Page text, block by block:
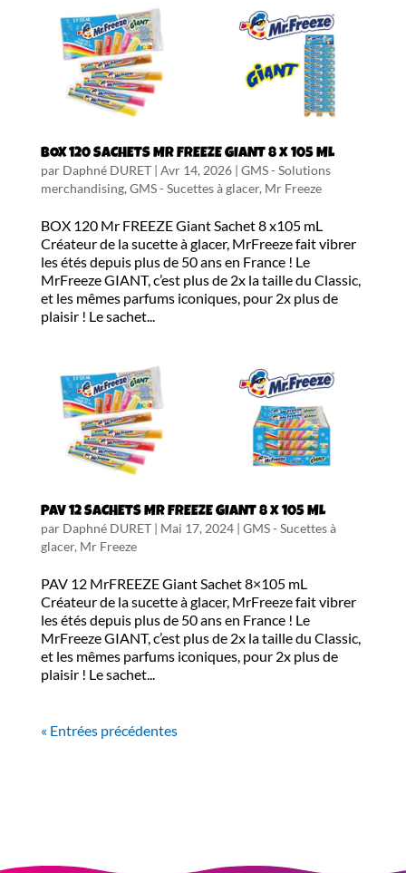
BOX 120 SACHETS Mr FREEZE GIANT 8 x 105 ML
par Daphné DURET| Avr 14, 2026| GMS - Solutions
merchandising, GMS - Sucettes à glacer, Mr Freeze
BOX 120 Mr FREEZE Giant Sachet 8 x105 mL
Créateur de la sucette à glacer, MrFreeze fait vibrer
les étés depuis plus de 50 ans en France ! Le
MrFreeze GIANT, c’est plus de 2x la taille du Classic,
et les mêmes parfums iconiques, pour 2x plus de
plaisir ! Le sachet...
PAV 12 SACHETS Mr FREEZE GIANT 8 x 105 ML
par Daphné DURET| Mai 17, 2024| GMS - Sucettes à
glacer, Mr Freeze
PAV 12 MrFREEZE Giant Sachet 8×105 mL
Créateur de la sucette à glacer, MrFreeze fait vibrer
les étés depuis plus de 50 ans en France ! Le
MrFreeze GIANT, c’est plus de 2x la taille du Classic,
et les mêmes parfums iconiques, pour 2x plus de
plaisir ! Le sachet...
« Entrées précédentes